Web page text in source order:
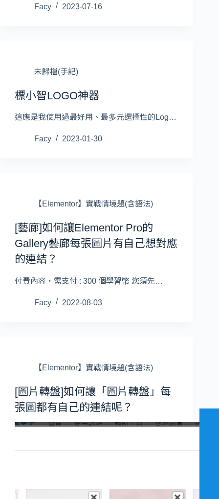
Facy 2023-07-16
未歸檔(手記)
標小智LOGO神器
這應是我使用過最好用、最多元選擇性的Log…
Facy 2023-01-30
【Elementor】實戰情境題(含語法)
[藝廊]如何讓Elementor Pro的
Gallery藝廊每張圖片有自己想對應
的連結？
付費內容，需支付 : 300 個學習幣 您須先…
Facy 2022-08-03
【Elementor】實戰情境題(含語法)
[圖片轉盤]如何讓「圖片轉盤」每
張圖都有自己的連結呢？